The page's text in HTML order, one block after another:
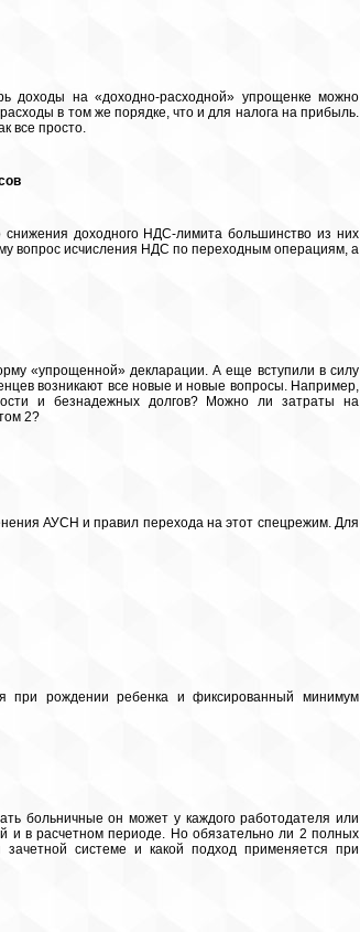
доходы на «доходно-расходной» упрощенке можно
в том же порядке, что и для налога на прибыль.
все просто.
доходного НДС-лимита большинство из них
вопрос исчисления НДС по переходным операциям, а
«упрощенной» декларации. А еще вступили в силу
возникают все новые и новые вопросы. Например,
и безнадежных долгов? Можно ли затраты на
2?
АУСН и правил перехода на этот спецрежим. Для
при рождении ребенка и фиксированный минимум
больничные он может у каждого работодателя или
и в расчетном периоде. Но обязательно ли 2 полных
системе и какой подход применяется при